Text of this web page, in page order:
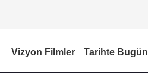
Vizyon Filmler Tarihte Bugün